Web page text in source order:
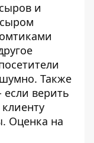
и
Также
если верить
Оценка на